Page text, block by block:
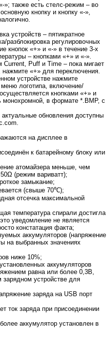
»; также есть стелс-режим – во
кнопку и кнопку «-»,
устройств – пятикратное
разблокировка регулировочных
кнопок «+» и «-» в течение 3-х
– кнопками «+» и «-».
Puff и Time – пока мигает
«+» для переключения.
устройстве нажмите
логотипа, включение/
кнопками «+» и
монохромной, в формате *.BMP, с
обновления доступны
на дисплее в
к батарейному блоку или
атомайзера меньше, чем
(режим вариватт);
замыкание;
(свыше 70℃);
отсечка максимальной
температура спирали достигла
уведомление не является
констатация факта;
аккумуляторов (напряжение
на выбранных значениях
ниже 10%;
аккумуляторов
равна или более 0,3В,
устройстве для
заряда на USB порт
ток заряда при присоединении
аккумулятор установлен в